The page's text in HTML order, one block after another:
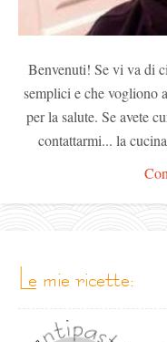
Benvenuti! Se vi va di
semplici e che vogliono
per la salute. Se avete
contattarmi... la
le mie ricette: